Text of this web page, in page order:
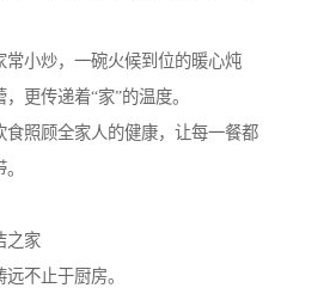
常小炒，一碗火候到位的暖心炖
更传递着“家”的温度。
食照顾全家人的健康，让每一餐都
之家
不止于厨房。